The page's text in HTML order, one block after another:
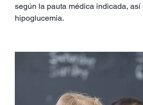
según la pauta médica indicada, así
hipoglucemia.